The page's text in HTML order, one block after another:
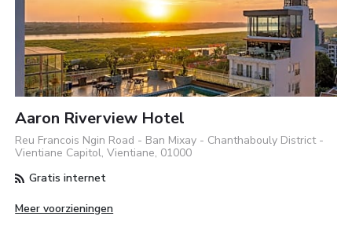
Aaron Riverview Hotel
Reu Francois Ngin Road - Ban Mixay - Chanthabouly District -
Vientiane Capitol, Vientiane, 01000
Gratis internet
Meer voorzieningen